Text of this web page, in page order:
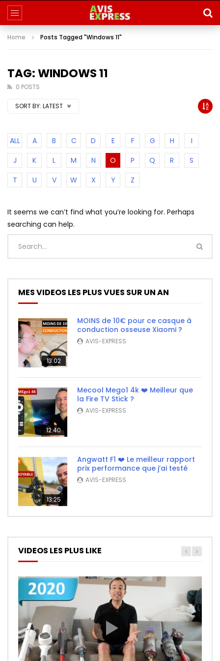
Home Posts Tagged "Windows 11"
TAG: WINDOWS 11
0 POSTS
SORT BY: LATEST
ALL A B C D E F G H
I
J
K L M N O P Q R
S
T
U V W X Y Z
It seems we can’t find what you’re looking for. Perhaps
searching can help.
MES VIDEOS LES PLUS VUES SUR UN AN
13:02
MOINS de 10€ pour ce casque à
conduction osseuse Xiaomi ?
AVIS-EXPRESS
12:40
Mecool Mego1 4k ❤️ Meilleur que
la Fire TV Stick ?
AVIS-EXPRESS
13:25
Angwatt F1 ❤️ Le meilleur rapport
prix performance que j’ai testé
AVIS-EXPRESS
VIDEOS LES PLUS LIKE